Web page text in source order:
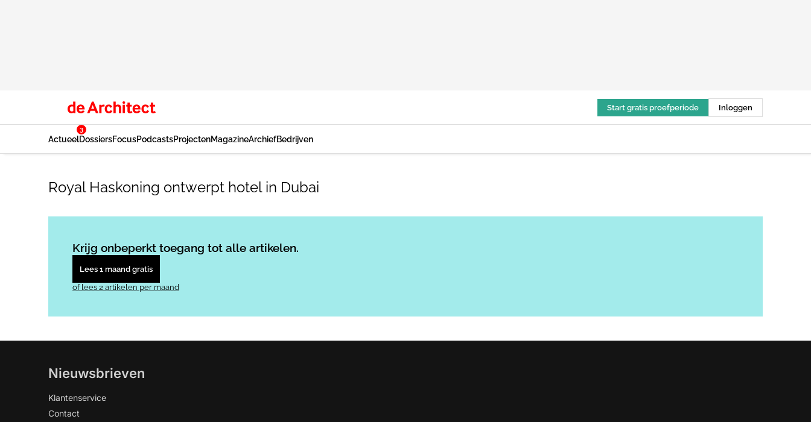
Start gratis proefperiode Inloggen
Actueel
3
DossiersFocusPodcastsProjectenMagazineArchiefBedrijven
Royal Haskoning ontwerpt hotel in Dubai
Krijg onbeperkt toegang tot alle artikelen.
Lees 1 maand gratis
of lees 2 artikelen per maand
Nieuwsbrieven
Klantenservice
Contact